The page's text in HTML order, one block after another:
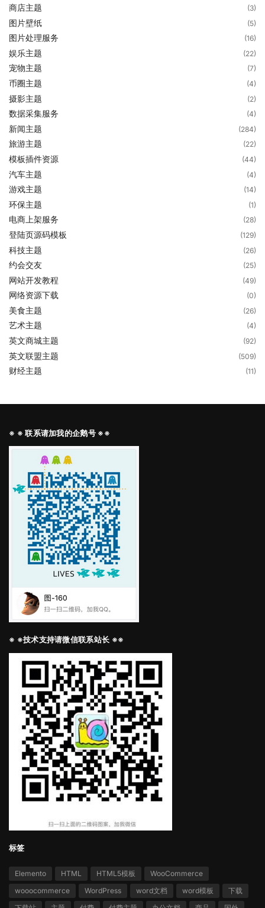
商店主题 (3)
图片壁纸 (5)
图片处理服务 (16)
娱乐主题 (22)
宠物主题 (7)
币圈主题 (4)
摄影主题 (2)
数据采集服务 (4)
新闻主题 (284)
旅游主题 (22)
模板插件资源 (44)
汽车主题 (4)
游戏主题 (14)
环保主题 (1)
电商上架服务 (28)
登陆页源码模板 (129)
科技主题 (26)
约会交友 (25)
网站开发教程 (49)
网络资源下载 (0)
美食主题 (26)
艺术主题 (4)
英文商城主题 (92)
英文联盟主题 (509)
财经主题 (11)
※ ※ 联系请加我的企鹅号 ※※
※ ※技术支持请微信联系站长 ※※
标签
Elemento HTML HTML5模板
WooCommerce
wooocommerce
WordPress word文档 word模板
下载